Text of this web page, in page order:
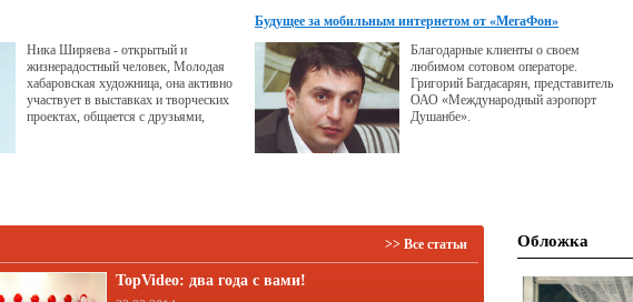
артист России Бедрос Киркоров.
Ника Ширяева - открытый и
жизнерадостный человек, Молодая
хабаровская художница, она активно
участвует в выставках и творческих
проектах, общается с друзьями,
Будущее за мобильным интернетом от «МегаФон»
Благодарные клиенты о своем
любимом сотовом операторе.
Григорий Багдасарян, представитель
ОАО «Международный аэропорт
Душанбе».
>> Все статьи
TopVideo: два года с вами!
Обложка